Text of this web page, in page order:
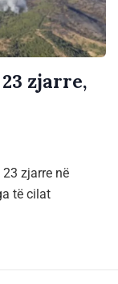
zjarre,
zjarre në
të cilat